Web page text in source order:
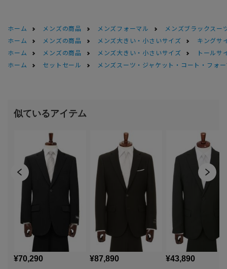
ホーム メンズの商品 メンズフォーマル
メンズブラックスー
ホーム
メンズの商品 メンズ大きい・小さいサイズ
キングサ
ホーム
メンズの商品 メンズ大きい・小さいサイズ
トールサ
ホーム
セットセール メンズスーツ・ジャケット・コート・フォ